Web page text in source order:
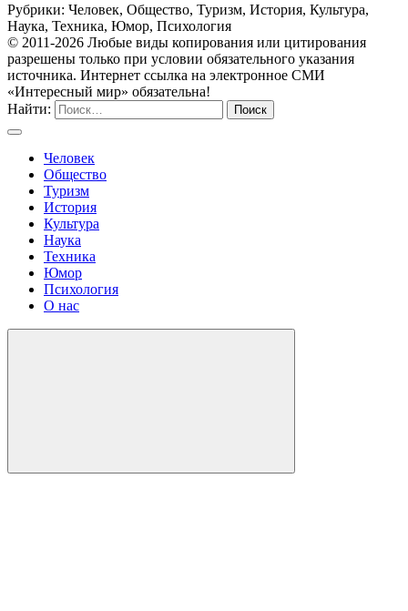
Рубрики: Человек, Общество, Туризм, История, Культура,
Наука, Техника, Юмор, Психология
© 2011-2026 Любые виды копирования или цитирования
разрешены только при условии обязательного указания
источника. Интернет ссылка на электронное СМИ
«Интересный мир» обязательна!
Найти:
Человек
Общество
Туризм
История
Культура
Наука
Техника
Юмор
Психология
О нас